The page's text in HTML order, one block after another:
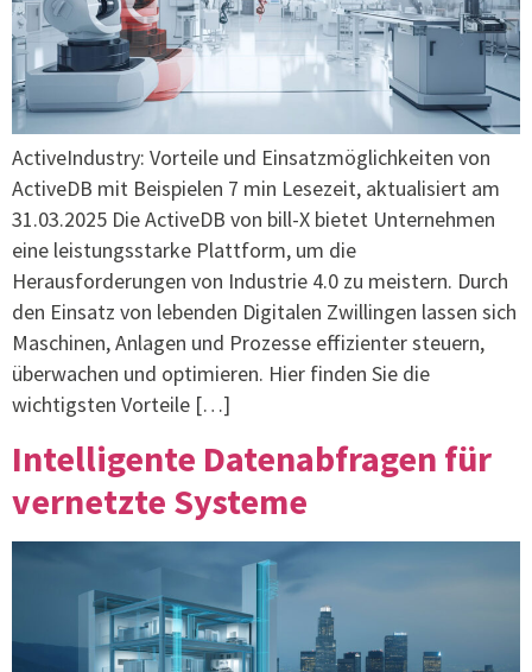
ActiveIndustry: Vorteile und Einsatzmöglichkeiten von
ActiveDB mit Beispielen 7 min Lesezeit, aktualisiert am
31.03.2025 Die ActiveDB von bill-X bietet Unternehmen
eine leistungsstarke Plattform, um die
Herausforderungen von Industrie 4.0 zu meistern. Durch
den Einsatz von lebenden Digitalen Zwillingen lassen sich
Maschinen, Anlagen und Prozesse effizienter steuern,
überwachen und optimieren. Hier finden Sie die
wichtigsten Vorteile […]
Intelligente Datenabfragen für
vernetzte Systeme